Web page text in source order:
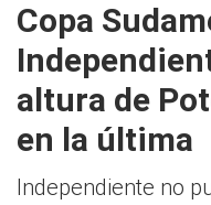
Copa
altura de
en la última
Independiente no